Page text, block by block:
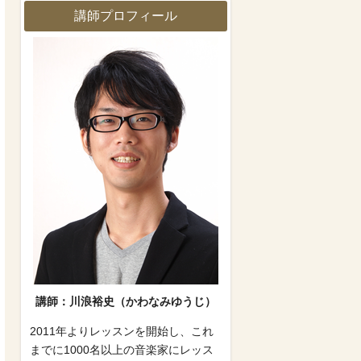
講師プロフィール
講師：川浪裕史（かわなみゆうじ）
2011年よりレッスンを開始し、これ
までに1000名以上の音楽家にレッス